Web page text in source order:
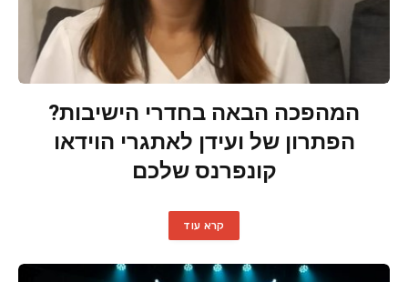
המהפכה הבאה בחדרי הישיבות?
הפתרון של ועידן לאתגרי הוידאו
קונפרנס שלכם
קרא עוד